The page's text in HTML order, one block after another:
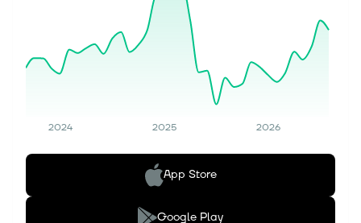
2024 2025 2026
App Store
Google Play